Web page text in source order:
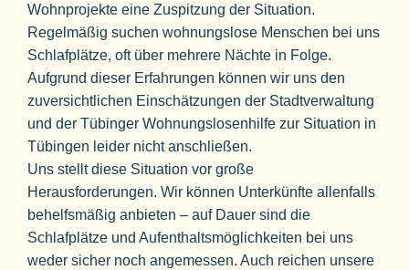
Wohnprojekte eine Zuspitzung der Situation.
Regelmäßig suchen wohnungslose Menschen bei uns
Schlafplätze, oft über mehrere Nächte in Folge.
Aufgrund dieser Erfahrungen können wir uns den
zuversichtlichen Einschätzungen der Stadtverwaltung
und der Tübinger Wohnungslosenhilfe zur Situation in
Tübingen leider nicht anschließen.
Uns stellt diese Situation vor große
Herausforderungen. Wir können Unterkünfte allenfalls
behelfsmäßig anbieten – auf Dauer sind die
Schlafplätze und Aufenthaltsmöglichkeiten bei uns
weder sicher noch angemessen. Auch reichen unsere